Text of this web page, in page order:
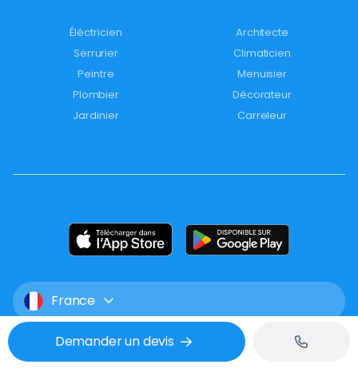
Demander un devis
Éléctricien
Architecte
Serrurier
Climaticien
Peintre
Menuisier
Plombier
Décorateur
Jardinier
Carreleur
France
Mentions légales